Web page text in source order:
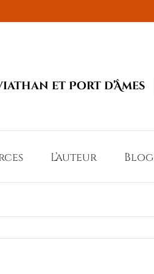
et Port d’Âmes
L’auteur Blog